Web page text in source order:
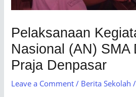
Pelaksanaan
Nasional (AN) SMA
Praja Denpasar
Leave a Comment / Berita Sekolah